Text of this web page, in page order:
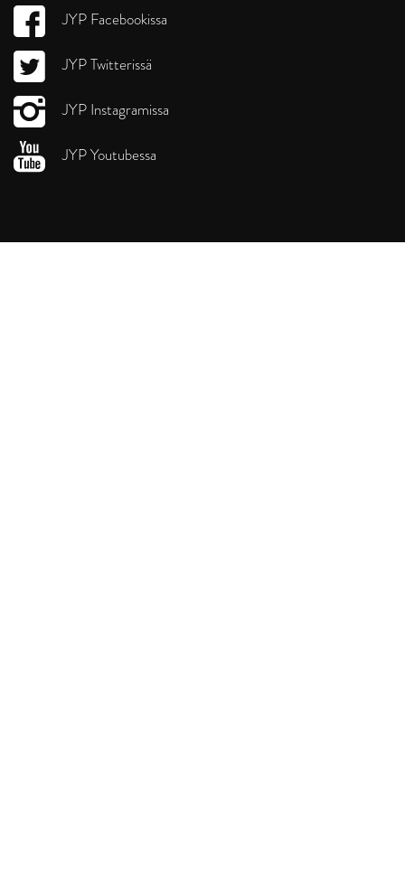
JYP Facebookissa
JYP Twitterissä
JYP Instagramissa
JYP Youtubessa